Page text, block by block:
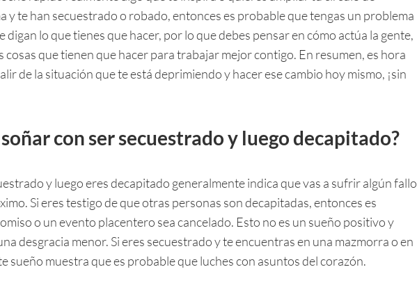
y te han secuestrado o robado, entonces es probable que tengas un problema
digan lo que tienes que hacer, por lo que debes pensar en cómo actúa la gente,
cosas que tienen que hacer para trabajar mejor contigo. En resumen, es hora
de la situación que te está deprimiendo y hacer ese cambio hoy mismo, ¡sin
con ser secuestrado y luego decapitado?
y luego eres decapitado generalmente indica que vas a sufrir algún fallo
Si eres testigo de que otras personas son decapitadas, entonces es
o un evento placentero sea cancelado. Esto no es un sueño positivo y
desgracia menor. Si eres secuestrado y te encuentras en una mazmorra o en
sueño muestra que es probable que luches con asuntos del corazón.